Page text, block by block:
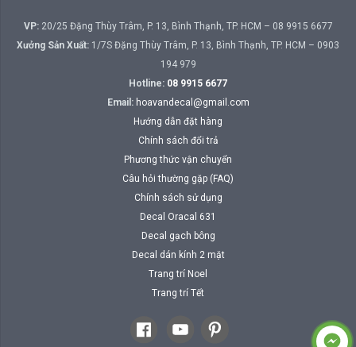
VP:20/25 Đặng Thùy Trâm, P. 13, Bình Thạnh, TP. HCM – 08 9915 6677
Xưởng Sản Xuất: 1/7S Đặng Thùy Trâm, P. 13, Bình Thạnh, TP. HCM – 0903
194 979
Hotline: 08 9915 6677
Email: hoavandecal@gmail.com
Hướng dẫn đặt hàng
Chính sách đổi trả
Phương thức vận chuyển
Câu hỏi thường gặp (FAQ)
Chính sách sử dụng
Decal Oracal 631
Decal gạch bông
Decal dán kính 2 mặt
Trang trí Noel
Trang trí Tết